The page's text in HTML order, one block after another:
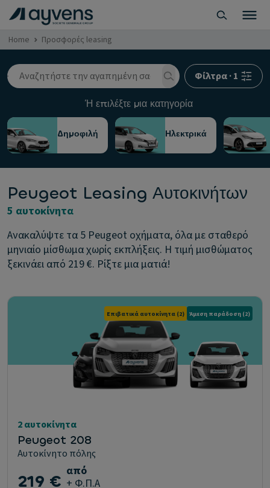
Home Προσφορές leasing
Φίλτρα·1
Ή επιλέξτε μια κατηγορία
Δημοφιλή Ηλεκτρικά
Peugeot Leasing Αυτοκινήτων
5 αυτοκίνητα
Ανακαλύψτε τα 5 Peugeot οχήματα, όλα με σταθερό
μηνιαίο μίσθωμα χωρίς εκπλήξεις. Η τιμή μισθώματος
ξεκινάει από 219 €. Ρίξτε μια ματιά!
Επιβατικά αυτοκίνητα (2) Άμεση παράδοση (2)
2 αυτοκίνητα
Peugeot 208
Αυτοκίνητο πόλης
219 € από
+ Φ.Π.Α